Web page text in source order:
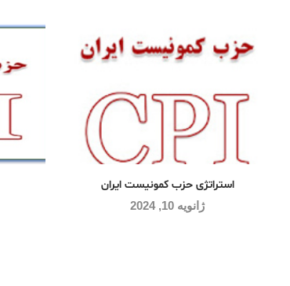
استراتژی حزب کمونیست ایران
ژانویه 10, 2024